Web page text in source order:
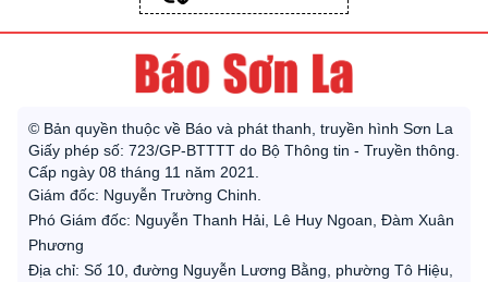
© Bản quyền thuộc về Báo và phát thanh, truyền hình Sơn La
Giấy phép số: 723/GP-BTTTT do Bộ Thông tin - Truyền thông.
Cấp ngày 08 tháng 11 năm 2021.
Giám đốc: Nguyễn Trường Chinh.
Phó Giám đốc: Nguyễn Thanh Hải, Lê Huy Ngoan, Đàm Xuân
Phương
Địa chỉ: Số 10, đường Nguyễn Lương Bằng, phường Tô Hiệu,